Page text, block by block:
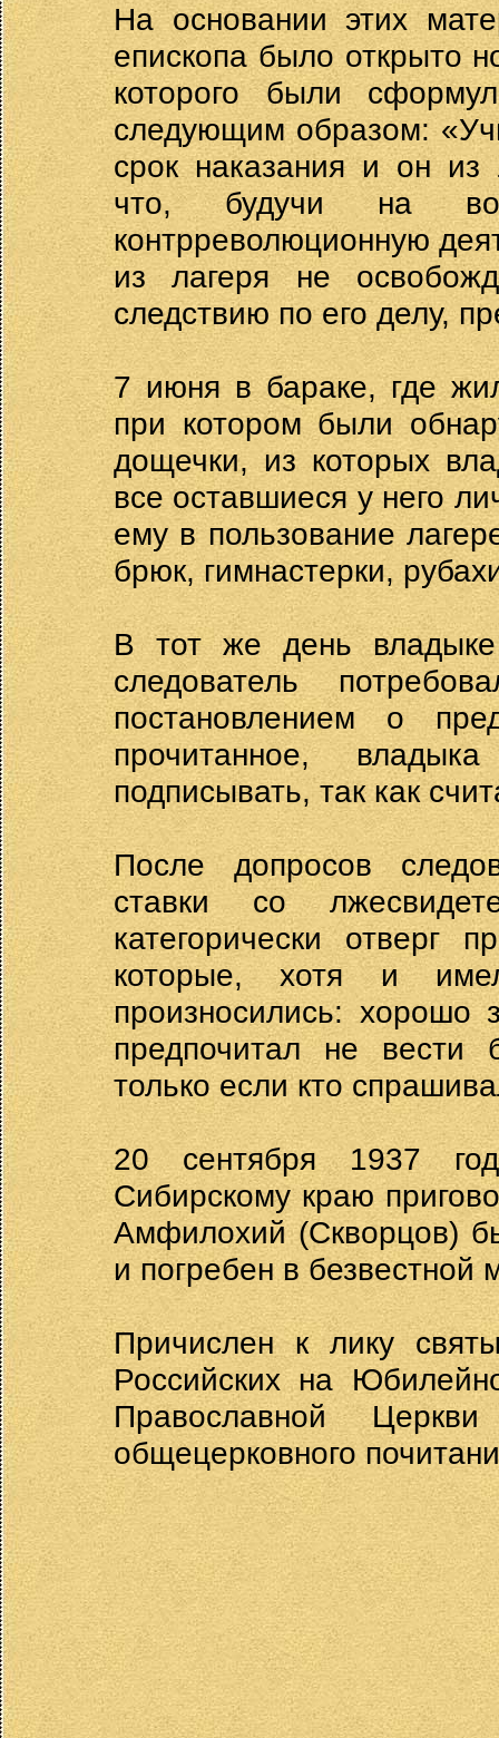
На основании этих
епископа было открыто
которого были
следующим образом:
срок наказания и он
что, будучи на
контрреволюционную
из лагеря не
следствию по его делу,
7 июня в бараке, где
при котором были
дощечки, из которых
все оставшиеся у него
ему в пользование
брюк, гимнастерки,
В тот же день
следователь
постановлением о
прочитанное,
подписывать, так как
После допросов
ставки со
категорически отверг
которые, хотя и
произносились: хорошо
предпочитал не вести
только если кто
20 сентября 1937
Сибирскому краю
Амфилохий (Скворцов)
и погребен в безвестной
Причислен к лику
Российских на
Православной
общецерковного